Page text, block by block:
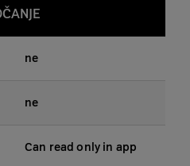
ne
ne
Can read only in app